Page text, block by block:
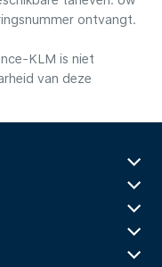
ontvangt.
KLM is niet
van deze